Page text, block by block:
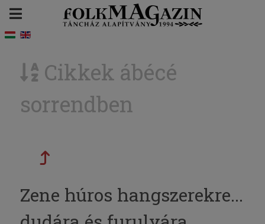
Cikkek ábécé
sorrendben
Zene húros hangszerekre...